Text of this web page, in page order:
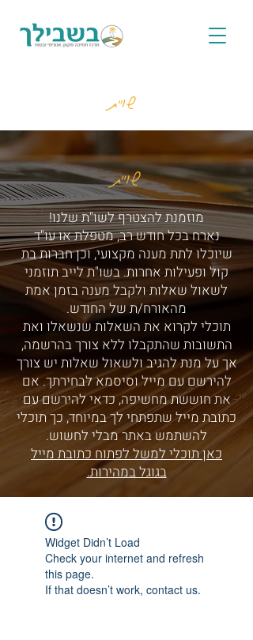
שו"ת
שו"ת
מוזמנת להצטרף לשו"ת שלנו!
נארח בכל חודש רב, מטפלת או עו"ד
שיוכלו לתת מענה מקצועי, וכן חברות בת
קול ופעילות אחרות. בשו"ת לייב תוזמני
לשאול שאלות ולקבל מענה בזמן אמת
מהאורח/ת של החודש.
תוכלי לקרוא את השאלות שנשאלו ואת
התשובות שהתקבלו ללא צורך בהרשמה,
אך על מנת להגיב ולשאול שאלות יש צורך
להירשם עם מייל וסיסמא לבחירתך. אם
את חוששת מחשיפה, כדאי להירשם עם
כתובת מייל שתפתחי לך במיוחד, כך תוכלי
להשתמש באתר מבלי לחשוש.
כאן תוכלי למשל לפתוח כתובת מייל
בגוגל במהירות.
Widget Didn’t Load
Check your internet and refresh
this page.
If that doesn’t work, contact us.